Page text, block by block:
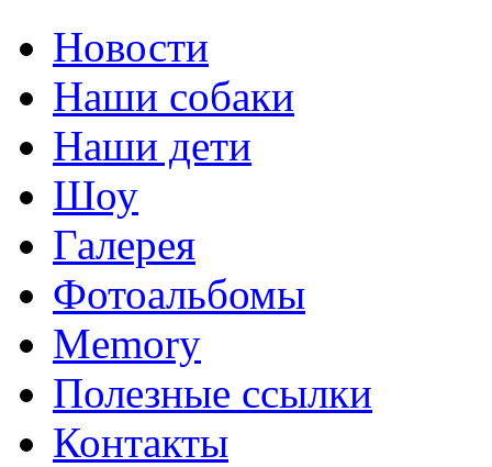
Новости
Наши собаки
Наши дети
Шоу
Галерея
Фотоальбомы
Memory
Полезные ссылки
Контакты